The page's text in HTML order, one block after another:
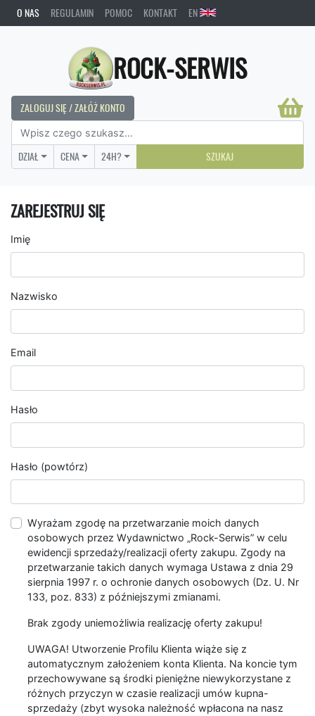
O NAS REGULAMIN POMOC KONTAKT EN
ROCK-SERWIS
ZALOGUJ SIĘ / ZAŁÓŻ KONTO
DZIAŁ CENA 24H? SZUKAJ
ZAREJESTRUJ SIĘ
Imię
Nazwisko
Email
Hasło
Hasło (powtórz)
Wyrażam zgodę na przetwarzanie moich danych
osobowych przez Wydawnictwo „Rock-Serwis” w celu
ewidencji sprzedaży/realizacji oferty zakupu. Zgody na
przetwarzanie takich danych wymaga Ustawa z dnia 29
sierpnia 1997 r. o ochronie danych osobowych (Dz. U. Nr
133, poz. 833) z późniejszymi zmianami.
Brak zgody uniemożliwia realizację oferty zakupu!
UWAGA! Utworzenie Profilu Klienta wiąże się z
automatycznym założeniem konta Klienta. Na koncie tym
przechowywane są środki pieniężne niewykorzystane z
różnych przyczyn w czasie realizacji umów kupna-
sprzedaży (zbyt wysoka należność wpłacona na nasz